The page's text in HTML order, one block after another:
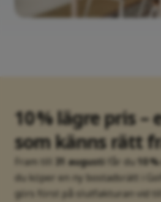
10 % lägre pris –
som känns rätt
Fram till 31 augusti får du 10
du köper en ny bostadsrätt i
görs först på slutfakturan vid